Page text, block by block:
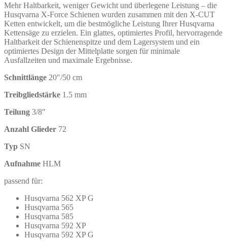
Mehr Haltbarkeit, weniger Gewicht und überlegene Leistung – die
Husqvarna X-Force Schienen wurden zusammen mit den X-CUT
Ketten entwickelt, um die bestmögliche Leistung Ihrer Husqvarna
Kettensäge zu erzielen. Ein glattes, optimiertes Profil, hervorragende
Haltbarkeit der Schienenspitze und dem Lagersystem und ein
optimiertes Design der Mittelplatte sorgen für minimale
Ausfallzeiten und maximale Ergebnisse.
Schnittlänge 20″/50 cm
Treibgliedstärke 1.5 mm
Teilung 3/8″
Anzahl Glieder 72
Typ SN
Aufnahme HLM
passend für:
Husqvarna 562 XP G
Husqvarna 565
Husqvarna 585
Husqvarna 592 XP
Husqvarna 592 XP G